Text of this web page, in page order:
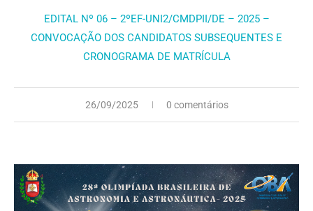
EDITAL Nº 06 – 2ºEF-UNI2/CMDPII/DE – 2025 –
CONVOCAÇÃO DOS CANDIDATOS SUBSEQUENTES E
CRONOGRAMA DE MATRÍCULA
26/09/2025 0 comentários